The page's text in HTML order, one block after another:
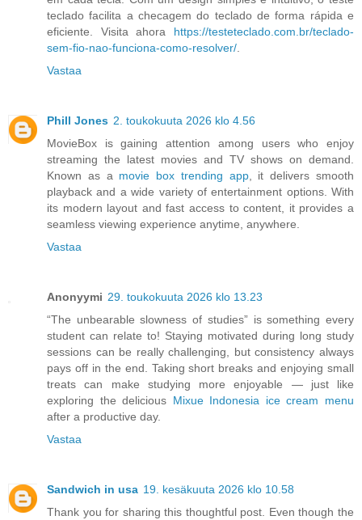
teclado facilita a checagem do teclado de forma rápida e
eficiente. Visita ahora https://testeteclado.com.br/teclado-
sem-fio-nao-funciona-como-resolver/
Vastaa
Phill Jones 2. toukokuuta 2026 klo 4.56
MovieBox is gaining attention among users who enjoy
streaming the latest movies and TV shows on demand.
Known as a movie box trending app, it delivers smooth
playback and a wide variety of entertainment options. With
its modern layout and fast access to content, it provides a
seamless viewing experience anytime, anywhere.
Vastaa
Anonyymi 29. toukokuuta 2026 klo 13.23
“The unbearable slowness of studies” is something every
student can relate to! Staying motivated during long study
sessions can be really challenging, but consistency always
pays off in the end. Taking short breaks and enjoying small
treats can make studying more enjoyable — just like
exploring the delicious Mixue Indonesia ice cream menu
after a productive day.
Vastaa
Sandwich in usa 19. kesäkuuta 2026 klo 10.58
Thank you for sharing this thoughtful post. Even though the